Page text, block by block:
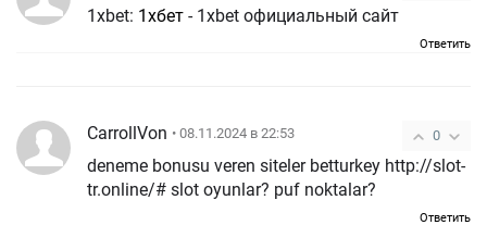
1xbet: 1хбет - 1xbet официальный сайт
Ответить
0
CarrollVon • 08.11.2024 в 22:53
deneme bonusu veren siteler betturkey http://slot-
tr.online/# slot oyunlar? puf noktalar?
Ответить